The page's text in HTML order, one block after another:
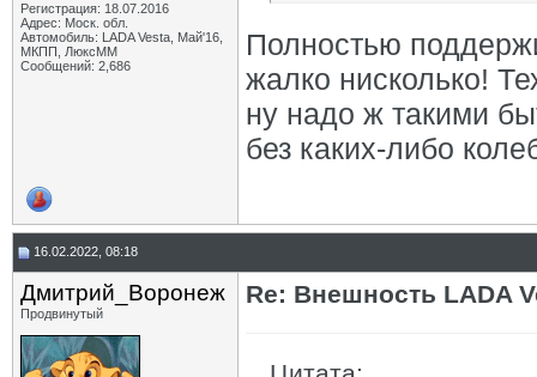
Регистрация: 18.07.2016
Адрес: Моск. обл.
Автомобиль: LADA Vesta, Май'16,
МКПП, ЛюксММ
Сообщений: 2,686
Полностью
жалко нисколько!
ну надо ж такими
без каких-либо
16.02.2022, 08:18
Дмитрий_Воронеж
Продвинутый
Re: Внешность LADA